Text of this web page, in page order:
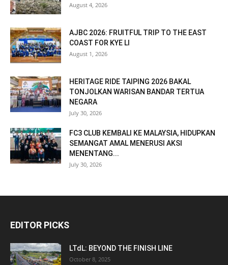
August 4, 2026
AJBC 2026: FRUITFUL TRIP TO THE EAST
COAST FOR KYE LI
August 1, 2026
HERITAGE RIDE TAIPING 2026 BAKAL
TONJOLKAN WARISAN BANDAR TERTUA
NEGARA
July 30, 2026
FC3 CLUB KEMBALI KE MALAYSIA, HIDUPKAN
SEMANGAT AMAL MENERUSI AKSI
MENENTANG...
July 30, 2026
EDITOR PICKS
LTdL: BEYOND THE FINISH LINE
October 8, 2025